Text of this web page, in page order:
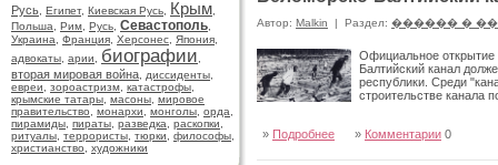
Русь Египет, Киевская Русь Крым
Польша
Рим Русь Севастополь
Украина
Франция Херсонес Япония
адвокаты арии биографии
вторая мировая война диссиденты
евреи
зороастризм катастрофы
крымские татары масоны мировое
правительство
монархи монголы орда
пирамиды пираты разведка раскопки
ритуалы террористы тюрки философы
христианство
художники
Автор: Malkin | Раздел: ������ �
Официальное открытие
Балтийский канал
республики. Среди
строительстве канала
» Подробнее » Комментарии 0